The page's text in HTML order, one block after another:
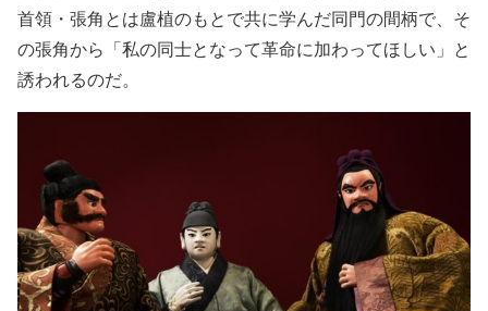
首領・張角とは盧植のもとで共に学んだ同門の間柄で、そ
の張角から「私の同士となって革命に加わってほしい」と
誘われるのだ。